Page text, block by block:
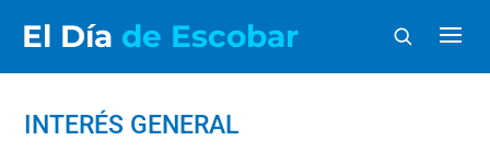
El Día de Escobar
INTERÉS GENERAL